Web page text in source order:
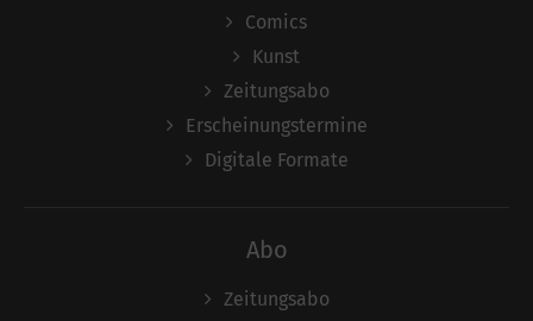
Comics
Kunst
Zeitungsabo
Erscheinungstermine
Digitale Formate
Abo
Zeitungsabo